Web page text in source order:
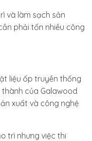
và làm sạch sản
phải tốn nhiều công
liệu ốp truyền thống
thành của Galawood
xuất và công nghệ
trì nhưng việc thi